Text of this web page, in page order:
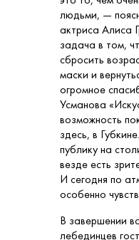
людьми, —
актриса Алиса
задача в том,
сбросить
маски и
огромное
Усманова
возможность
здесь, в
публику на
везде есть
И сегодня по
особенно
В завершении
лебединцев